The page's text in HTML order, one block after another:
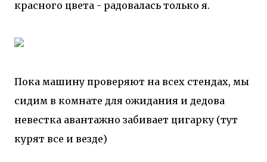
красного цвета - радовалась только я.
Пока машину проверяют на всех стендах, мы
сидим в комнате для ожидания и дедова
невестка авантажно забивает цигарку (тут
курят все и везде)